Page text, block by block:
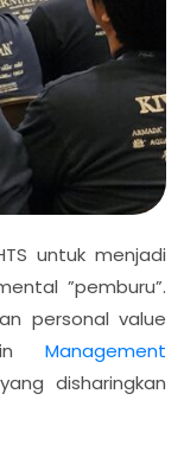
untuk menjadi
”pemburu”.
personal value
Management
disharingkan